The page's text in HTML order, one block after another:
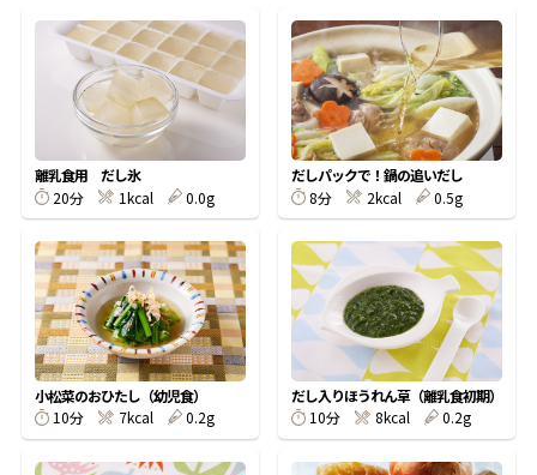
ヤマキ『めんつゆ』 ヤマキ 割烹白だし
旨さ、別格。だし屋の鍋 韓福善シリーズ
おいしいレシピトップ
主食レシピ
主菜レシピ
汁物レシピ
時短レシピ
おいしいレシピを商品から探す
かつお節・だしを知る
だしの取り方
かつお節の削り方
かつお節・だしをもっと知る
ヤマキ かつお節プラス®
かつお節・だしを楽しむ
CM・キャンペーン
キャンペーン一覧
企業・採用情報
企業情報
- 百年対話
- ヤマキ かつお節プラス®
採用情報
- ジョブリターン制
お問い合わせ
ヤマキお客様相談室
オンラインショップ
コミュニティサイト
Global
離乳食用 だし氷
20分
1kcal 0.0g
だしパックで！鍋の追いだし
8分
2kcal 0.5g
小松菜のおひたし（幼児食）
10分
7kcal 0.2g
だし入りほうれん草（離乳食初期）
10分
8kcal 0.2g